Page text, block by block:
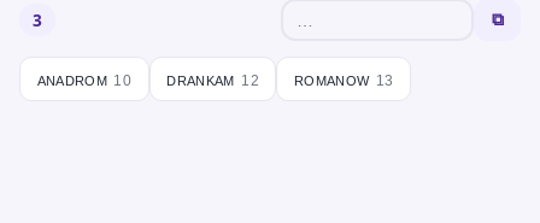
3 ⧉
anadrom 10 drankam 12 romanow 13